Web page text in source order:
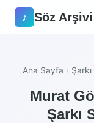
♪ Söz Arşivi
Ana Sayfa ›
Murat
Şarkı